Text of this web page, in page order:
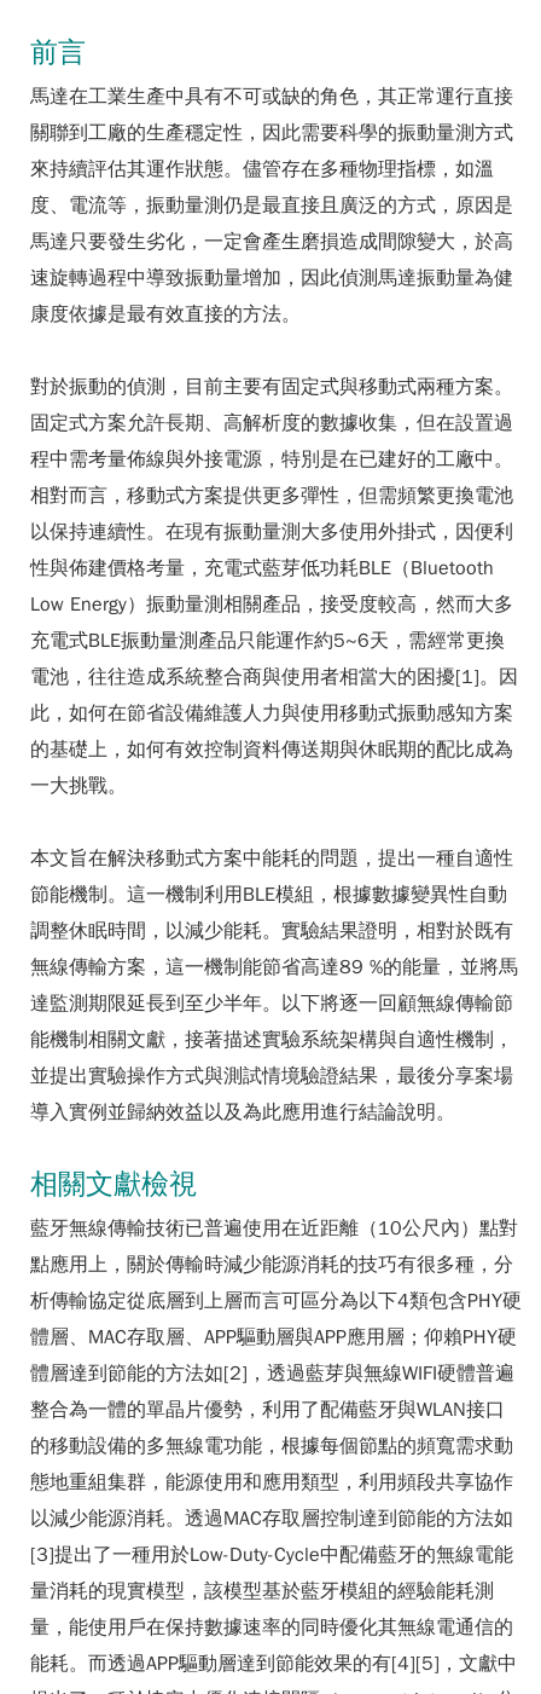
前言
馬達在工業生產中具有不可或缺的角色，其正常運行直接
關聯到工廠的生產穩定性，因此需要科學的振動量測方式
來持續評估其運作狀態。儘管存在多種物理指標，如溫
度、電流等，振動量測仍是最直接且廣泛的方式，原因是
馬達只要發生劣化，一定會產生磨損造成間隙變大，於高
速旋轉過程中導致振動量增加，因此偵測馬達振動量為健
康度依據是最有效直接的方法。
對於振動的偵測，目前主要有固定式與移動式兩種方案。
固定式方案允許長期、高解析度的數據收集，但在設置過
程中需考量佈線與外接電源，特別是在已建好的工廠中。
相對而言，移動式方案提供更多彈性，但需頻繁更換電池
以保持連續性。在現有振動量測大多使用外掛式，因便利
性與佈建價格考量，充電式藍芽低功耗BLE（Bluetooth
Low Energy）振動量測相關產品，接受度較高，然而大多
充電式BLE振動量測產品只能運作約5~6天，需經常更換
電池，往往造成系統整合商與使用者相當大的困擾[1]。因
此，如何在節省設備維護人力與使用移動式振動感知方案
的基礎上，如何有效控制資料傳送期與休眠期的配比成為
一大挑戰。
本文旨在解決移動式方案中能耗的問題，提出一種自適性
節能機制。這一機制利用BLE模組，根據數據變異性自動
調整休眠時間，以減少能耗。實驗結果證明，相對於既有
無線傳輸方案，這一機制能節省高達89 %的能量，並將馬
達監測期限延長到至少半年。以下將逐一回顧無線傳輸節
能機制相關文獻，接著描述實驗系統架構與自適性機制，
並提出實驗操作方式與測試情境驗證結果，最後分享案場
導入實例並歸納效益以及為此應用進行結論說明。
相關文獻檢視
藍牙無線傳輸技術已普遍使用在近距離（10公尺內）點對
點應用上，關於傳輸時減少能源消耗的技巧有很多種，分
析傳輸協定從底層到上層而言可區分為以下4類包含PHY硬
體層、MAC存取層、APP驅動層與APP應用層；仰賴PHY硬
體層達到節能的方法如[2]，透過藍芽與無線WIFI硬體普遍
整合為一體的單晶片優勢，利用了配備藍牙與WLAN接口
的移動設備的多無線電功能，根據每個節點的頻寬需求動
態地重組集群，能源使用和應用類型，利用頻段共享協作
以減少能源消耗。透過MAC存取層控制達到節能的方法如
[3]提出了一種用於Low-Duty-Cycle中配備藍牙的無線電能
量消耗的現實模型，該模型基於藍牙模組的經驗能耗測
量，能使用戶在保持數據速率的同時優化其無線電通信的
能耗。而透過APP驅動層達到節能效果的有[4][5]，文獻中